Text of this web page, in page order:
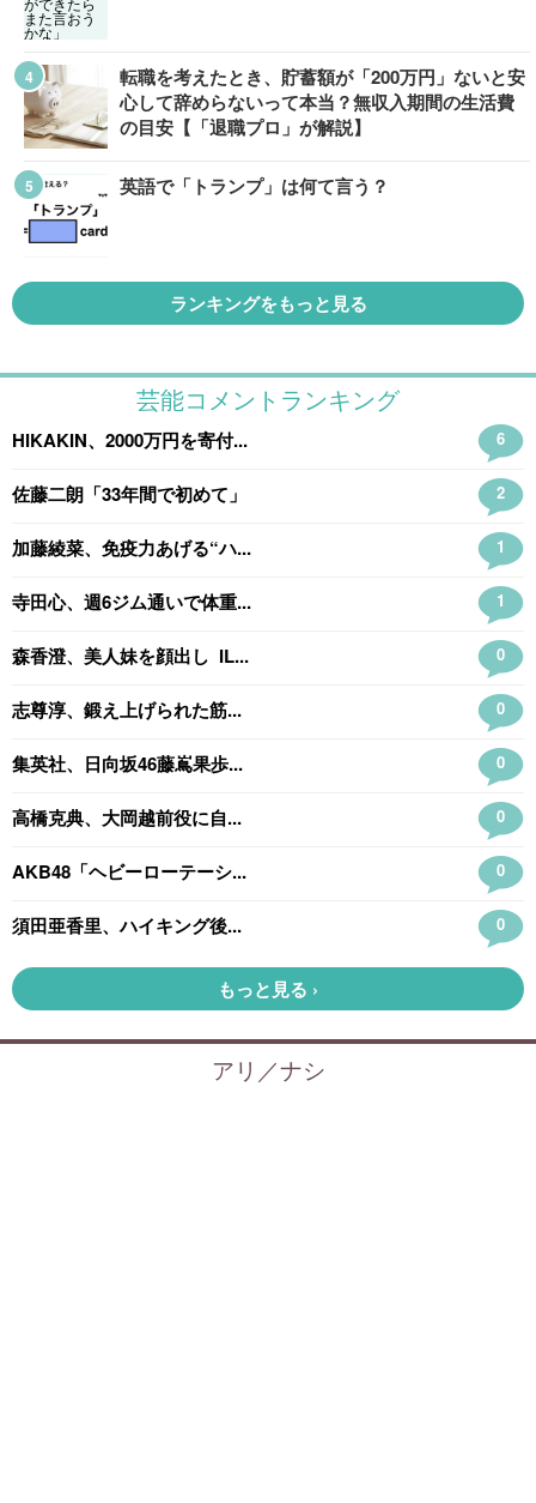
転職を考えたとき、貯蓄額が「200万円」ないと安
心して辞めらないって本当？無収入期間の生活費
の目安【「退職プロ」が解説】
英語で「トランプ」は何て言う？
ランキングをもっと見る